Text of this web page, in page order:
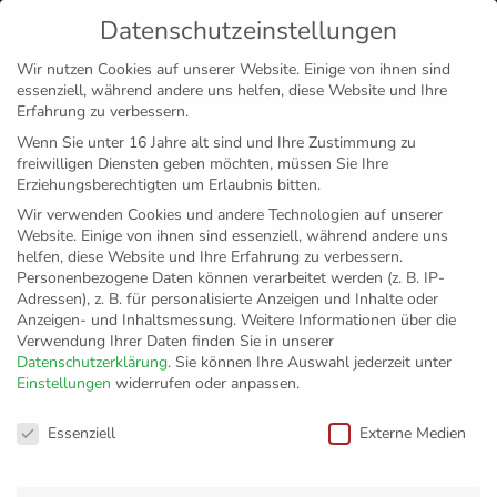
MENÜ
Disclaimer Impressum Datenschutz
Stefan Thiel führt
Datenschutzeinstellungen
Wir nutzen Cookies auf unserer Website. Einige von ihnen sind
essenziell, während andere uns helfen, diese Website und Ihre
Erfahrung zu verbessern.
Wenn Sie unter 16 Jahre alt sind und Ihre Zustimmung zu
freiwilligen Diensten geben möchten, müssen Sie Ihre
Erziehungsberechtigten um Erlaubnis bitten.
Wir verwenden Cookies und andere Technologien auf unserer
Website. Einige von ihnen sind essenziell, während andere uns
helfen, diese Website und Ihre Erfahrung zu verbessern.
Personenbezogene Daten können verarbeitet werden (z. B. IP-
Adressen), z. B. für personalisierte Anzeigen und Inhalte oder
Anzeigen- und Inhaltsmessung. Weitere Informationen über die
Verwendung Ihrer Daten finden Sie in unserer
Datenschutzerklärung. Sie können Ihre Auswahl jederzeit unter
Einstellungen widerrufen oder anpassen.
Datenschutzeinstellungen
Essenziell Externe Medien